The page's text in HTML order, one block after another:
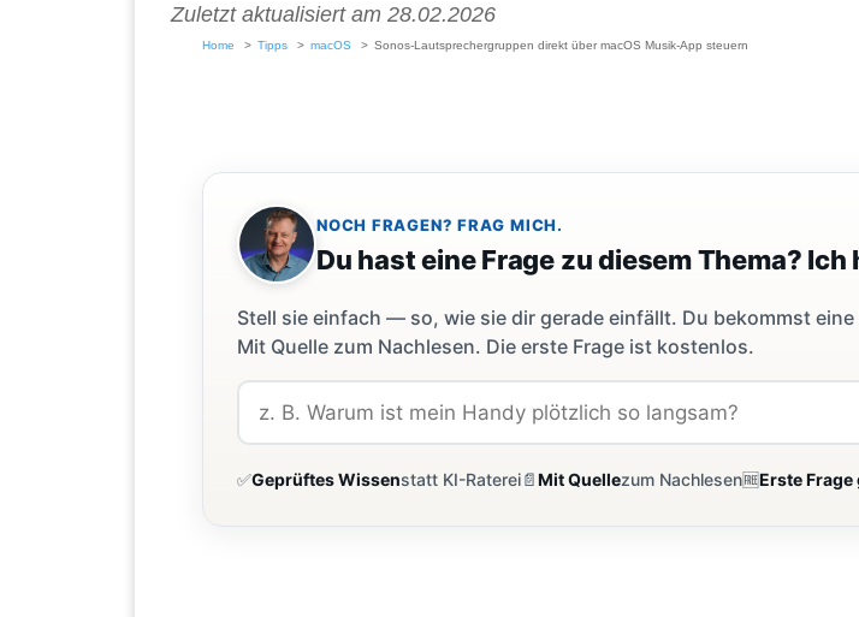
Zuletzt aktualisiert am 28.02.2026
Home Tipps macOS Sonos-Lautsprechergruppen direkt über macOS Musik-App steuern
NOCH FRAGEN? FRAG MICH.
Du hast eine Frage zu diesem Thema?
Stell sie einfach — so, wie sie dir gerade einfällt. Du bekommst
Mit Quelle zum Nachlesen. Die erste Frage ist kostenlos.
✅Geprüftes Wissenstatt KI-Raterei📄Mit Quellezum Nachlesen🆓Erste Frage